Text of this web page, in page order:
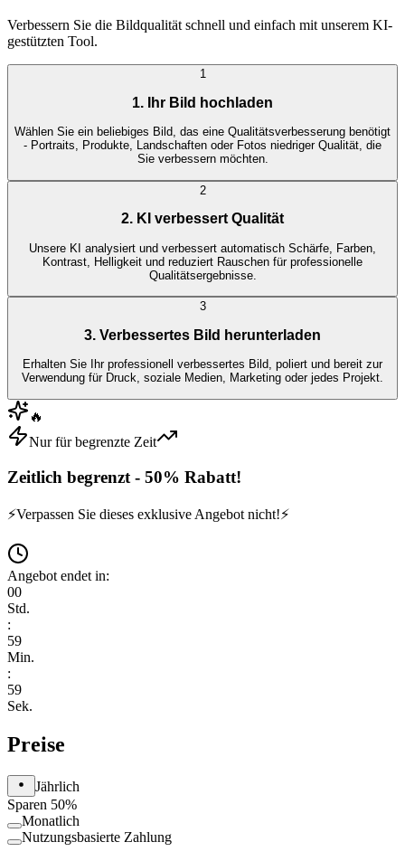
Verbessern Sie die Bildqualität schnell und einfach mit unserem KI-
gestützten Tool.
1
1. Ihr Bild hochladen
Wählen Sie ein beliebiges Bild, das eine Qualitätsverbesserung benötigt
- Portraits, Produkte, Landschaften oder Fotos niedriger Qualität, die
Sie verbessern möchten.
2
2. KI verbessert Qualität
Unsere KI analysiert und verbessert automatisch Schärfe, Farben,
Kontrast, Helligkeit und reduziert Rauschen für professionelle
Qualitätsergebnisse.
3
3. Verbessertes Bild herunterladen
Erhalten Sie Ihr professionell verbessertes Bild, poliert und bereit zur
Verwendung für Druck, soziale Medien, Marketing oder jedes Projekt.
🔥
Nur für begrenzte Zeit
Zeitlich begrenzt - 50% Rabatt!
⚡Verpassen Sie dieses exklusive Angebot nicht!⚡
Angebot endet in:
00
Std.
:
59
Min.
:
59
Sek.
Preise
Jährlich
Sparen 50%
Monatlich
Nutzungsbasierte Zahlung